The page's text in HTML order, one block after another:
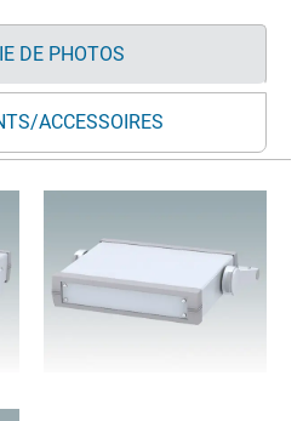
DE PHOTOS
ACCESSOIRES